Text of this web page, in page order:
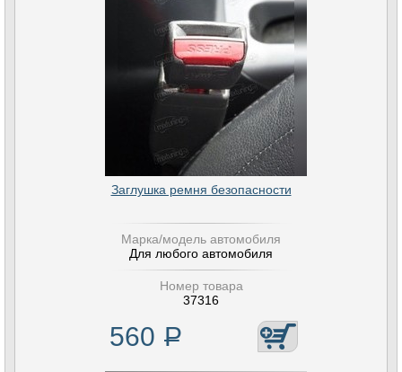
Заглушка ремня безопасности
Марка/модель автомобиля
Для любого автомобиля
Номер товара
37316
560 Р